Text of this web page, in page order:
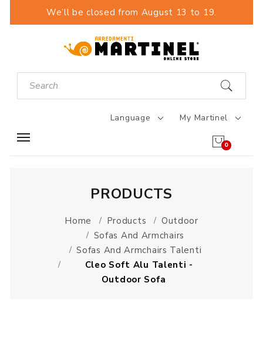
We’ll be closed from August 13 to 19.
Language My Martinel
0
PRODUCTS
Home Products
Outdoor
Sofas And Armchairs
Sofas And Armchairs Talenti
Cleo Soft Alu Talenti -
Outdoor Sofa